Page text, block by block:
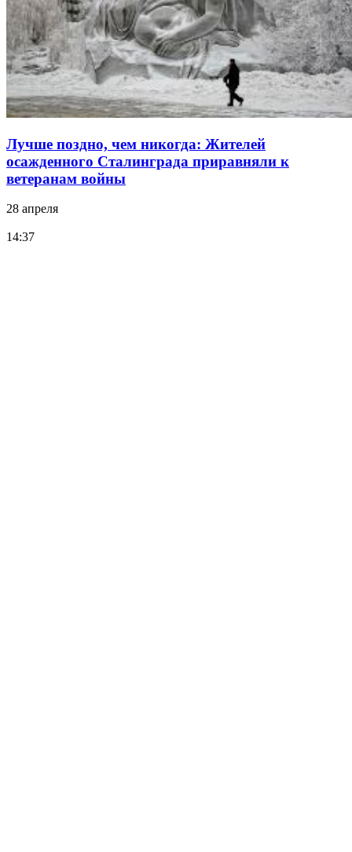
Лучше поздно, чем никогда: Жителей
осажденного Сталинграда приравняли к
ветеранам войны
28 апреля
14:37